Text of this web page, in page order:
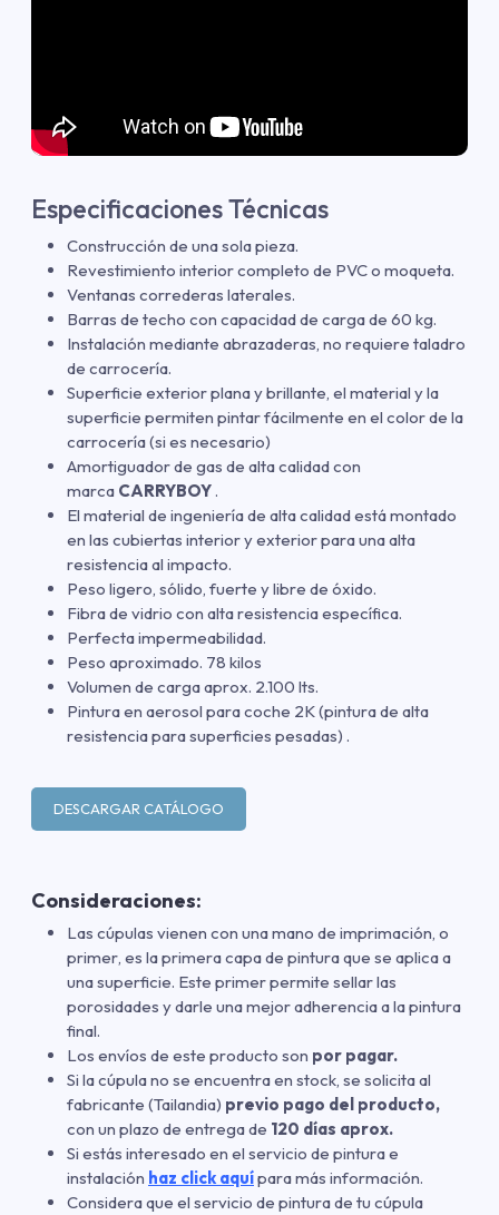
Especificaciones Técnicas
Construcción de una sola pieza.
Revestimiento interior completo de PVC o moqueta.
Ventanas correderas laterales.
Barras de techo con capacidad de carga de 60 kg.
Instalación mediante abrazaderas, no requiere taladro
de carrocería.
Superficie exterior plana y brillante, el material y la
superficie permiten pintar fácilmente en el color de la
carrocería (si es necesario)
Amortiguador de gas de alta calidad con
marca CARRYBOY.
El material de ingeniería de alta calidad está montado
en las cubiertas interior y exterior para una alta
resistencia al impacto.
Peso ligero, sólido, fuerte y libre de óxido.
Fibra de vidrio con alta resistencia específica.
Perfecta impermeabilidad.
Peso aproximado. 78 kilos
Volumen de carga aprox. 2.100 lts.
Pintura en aerosol para coche 2K (pintura de alta
resistencia para superficies pesadas) .
DESCARGAR CATÁLOGO
Consideraciones:
Las cúpulas vienen con una mano de imprimación, o
primer, es la primera capa de pintura que se aplica a
una superficie. Este primer permite sellar las
porosidades y darle una mejor adherencia a la pintura
final.
Los envíos de este producto son por pagar.
Si la cúpula no se encuentra en stock, se solicita al
fabricante (Tailandia) previo pago del producto,
con un plazo de entrega de 120 días aprox.
Si estás interesado en el servicio de pintura e
instalación haz click aquípara más información.
Considera que el servicio de pintura de tu cúpula